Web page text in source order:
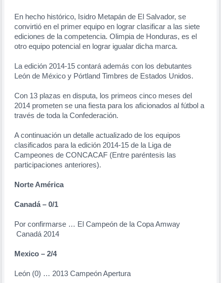
En hecho histórico, Isidro Metapán de El Salvador, se
convirtió en el primer equipo en lograr clasificar a las siete
ediciones de la competencia. Olimpia de Honduras, es el
otro equipo potencial en lograr igualar dicha marca.
La edición 2014-15 contará además con los debutantes
León de México y Pórtland Timbres de Estados Unidos.
Con 13 plazas en disputa, los primeos cinco meses del
2014 prometen se una fiesta para los aficionados al fútbol a
través de toda la Confederación.
A continuación un detalle actualizado de los equipos
clasificados para la edición 2014-15 de la Liga de
Campeones de CONCACAF (Entre paréntesis las
participaciones anteriores).
Norte América
Canadá – 0/1
Por confirmarse … El Campeón de la Copa Amway
Canadá 2014
Mexico– 2/4
León (0) … 2013 Campeón Apertura